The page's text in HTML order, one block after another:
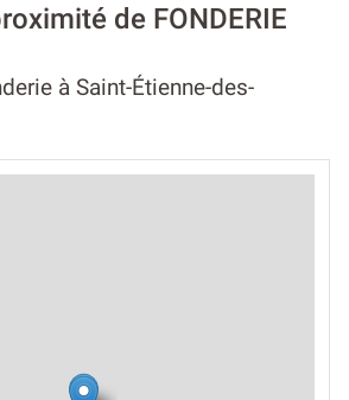
de FONDERIE
à Saint-Étienne-des-